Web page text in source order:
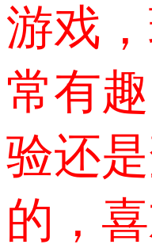
游戏
常有
验还
的，